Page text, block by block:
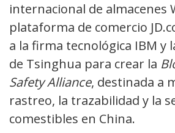
internacional de almacenes
plataforma de comercio
a la firma tecnológica IBM y
de Tsinghua para crear la
Safety Alliance, destinada a
rastreo, la trazabilidad y la
comestibles en China.